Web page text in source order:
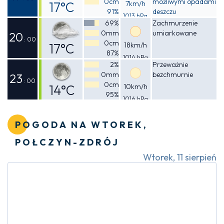
17°C
Odczuwalna
17°C
91%
7km/h
1013 hPa
deszczu
20 : 00
17°C
Odczuwalna
17°C
69%
0mm
0cm
87%
18km/h
1014 hPa
Zachmurzenie
umiarkowane
23 : 00
14°C
2%
0mm
0cm
95%
10km/h
1016 hPa
Przeważnie
bezchmurnie
POGODA NA WTOREK,
POŁCZYN-ZDRÓJ
Wtorek, 11 sierpień